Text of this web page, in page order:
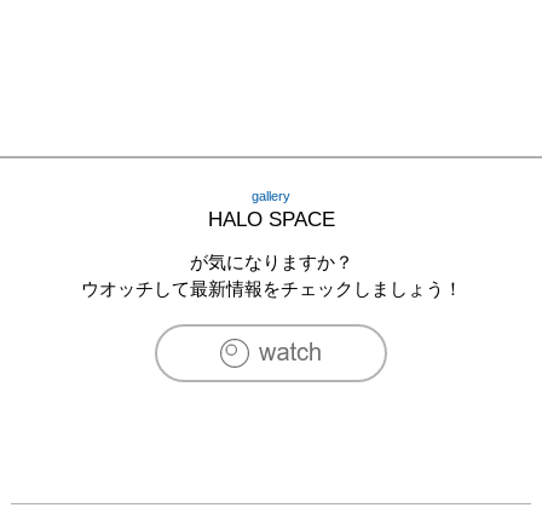
gallery
HALO SPACE
が気になりますか？
ウオッチして最新情報をチェックしましょう！